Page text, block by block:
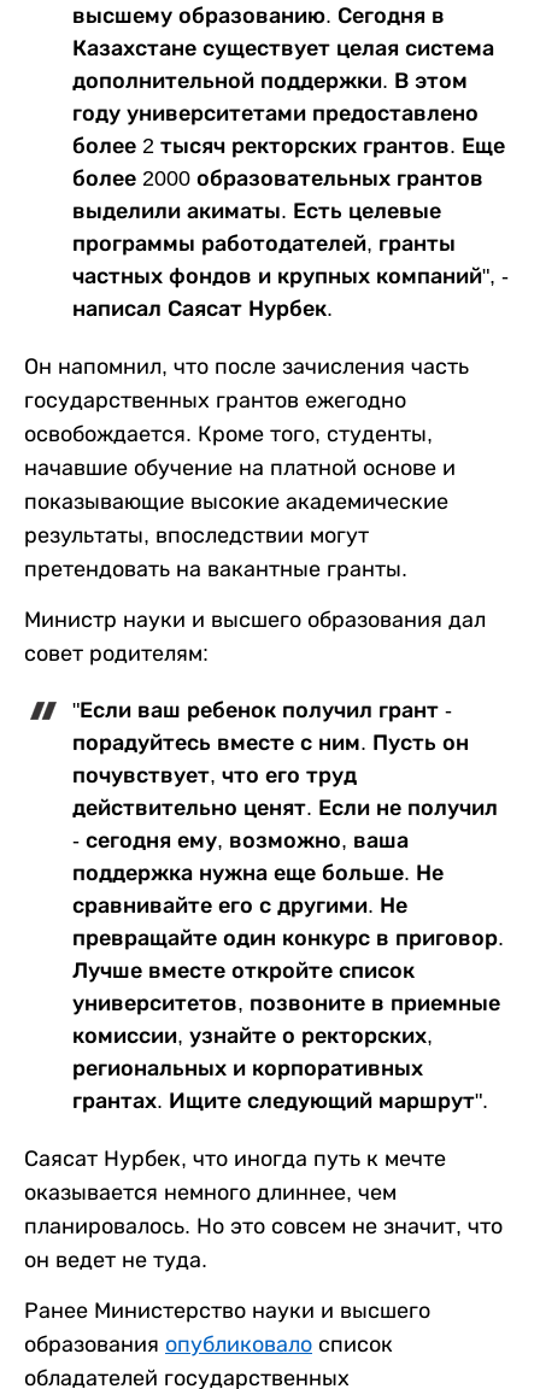
высшему образованию. Сегодня в
Казахстане существует целая система
дополнительной поддержки. В этом
году университетами предоставлено
более 2 тысяч ректорских грантов. Еще
более 2000 образовательных грантов
выделили акиматы. Есть целевые
программы работодателей, гранты
частных фондов и крупных компаний", -
написал Саясат Нурбек.
Он напомнил, что после зачисления часть
государственных грантов ежегодно
освобождается. Кроме того, студенты,
начавшие обучение на платной основе и
показывающие высокие академические
результаты, впоследствии могут
претендовать на вакантные гранты.
Министр науки и высшего образования дал
совет родителям:
"Если ваш ребенок получил грант -
порадуйтесь вместе с ним. Пусть он
почувствует, что его труд
действительно ценят. Если не получил
- сегодня ему, возможно, ваша
поддержка нужна еще больше. Не
сравнивайте его с другими. Не
превращайте один конкурс в приговор.
Лучше вместе откройте список
университетов, позвоните в приемные
комиссии, узнайте о ректорских,
региональных и корпоративных
грантах. Ищите следующий маршрут".
Саясат Нурбек, что иногда путь к мечте
оказывается немного длиннее, чем
планировалось. Но это совсем не значит, что
он ведет не туда.
Ранее Министерство науки и высшего
образования опубликовало список
обладателей государственных